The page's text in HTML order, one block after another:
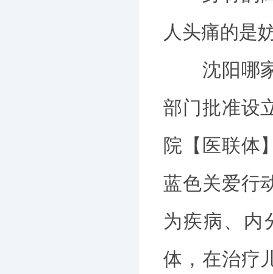
人头痛的是
沈阳哪家
部门批准设
院【医联体
蓝色关爱行
为疾病、内
体，在治疗